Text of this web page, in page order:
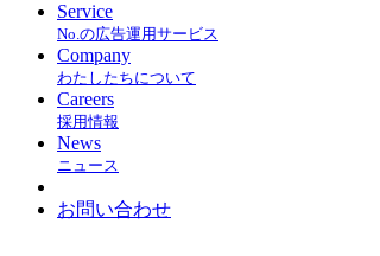
Service
No.の広告運用サービス
Company
わたしたちについて
Careers
採用情報
News
ニュース
お問い合わせ